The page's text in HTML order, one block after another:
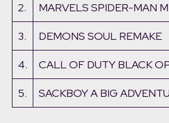
2. MARVELS SPIDER-MAN
3. DEMONS SOUL REMAKE
4. CALL OF DUTY BLACK
5. SACKBOY A BIG